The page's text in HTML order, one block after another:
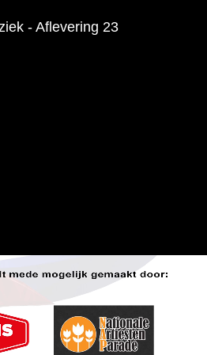
- Aflevering 23